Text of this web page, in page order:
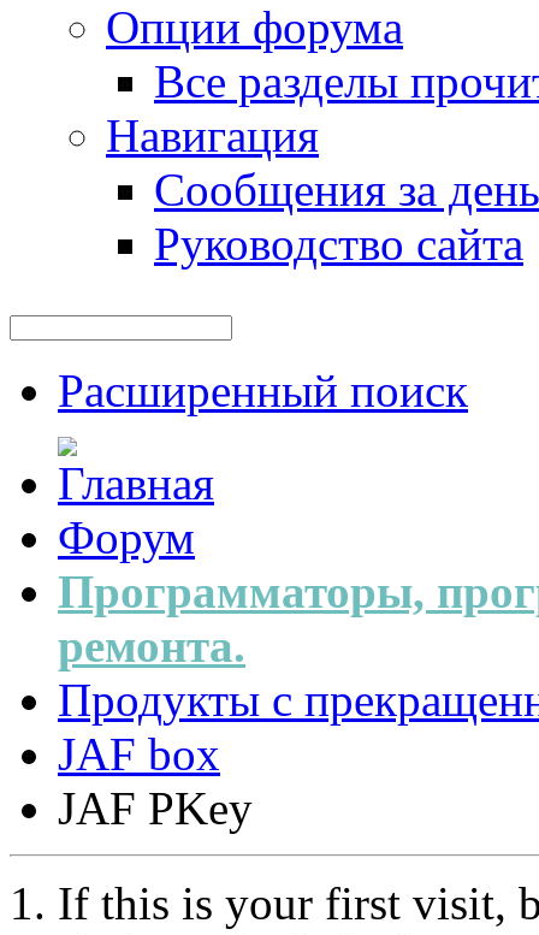
Опции форума
Все разделы
Навигация
Сообщения за день
Руководство сайта
Расширенный поиск
Форум
Программаторы,
ремонта.
Продукты с
JAF box
JAF PKey
If this is your first visit,